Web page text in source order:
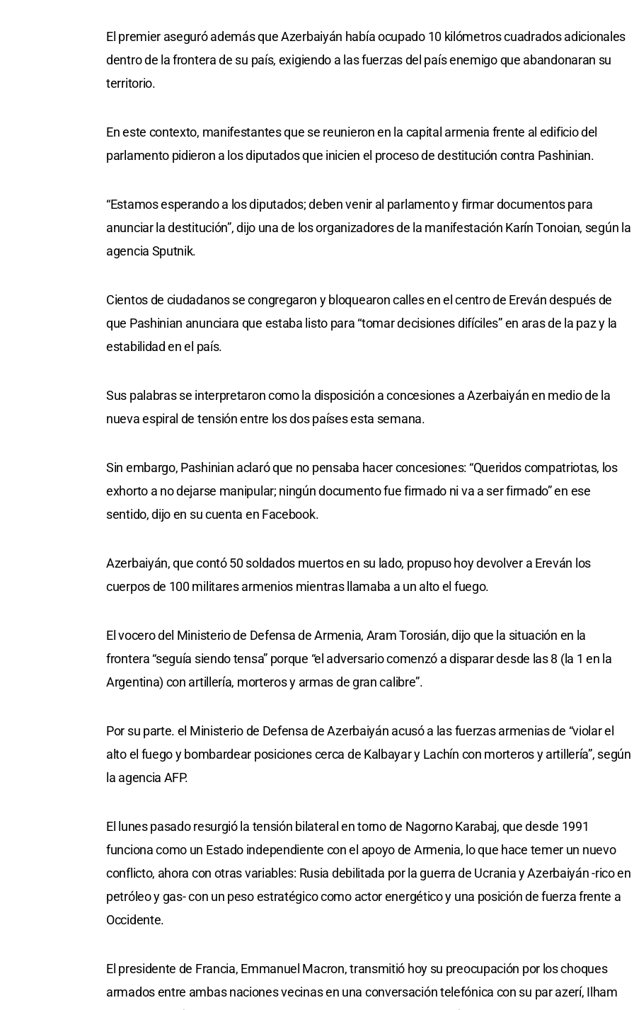
El premier aseguró además que Azerbaiyán había ocupado 10 kilómetros cuadrados adicionales
dentro de la frontera de su país, exigiendo a las fuerzas del país enemigo que abandonaran su
territorio.
En este contexto, manifestantes que se reunieron en la capital armenia frente al edificio del
parlamento pidieron a los diputados que inicien el proceso de destitución contra Pashinian.
“Estamos esperando a los diputados; deben venir al parlamento y firmar documentos para
anunciar la destitución”, dijo una de los organizadores de la manifestación Karín Tonoian, según la
agencia Sputnik.
Cientos de ciudadanos se congregaron y bloquearon calles en el centro de Ereván después de
que Pashinian anunciara que estaba listo para “tomar decisiones difíciles” en aras de la paz y la
estabilidad en el país.
Sus palabras se interpretaron como la disposición a concesiones a Azerbaiyán en medio de la
nueva espiral de tensión entre los dos países esta semana.
Sin embargo, Pashinian aclaró que no pensaba hacer concesiones: “Queridos compatriotas, los
exhorto a no dejarse manipular; ningún documento fue firmado ni va a ser firmado” en ese
sentido, dijo en su cuenta en Facebook.
Azerbaiyán, que contó 50 soldados muertos en su lado, propuso hoy devolver a Ereván los
cuerpos de 100 militares armenios mientras llamaba a un alto el fuego.
El vocero del Ministerio de Defensa de Armenia, Aram Torosián, dijo que la situación en la
frontera “seguía siendo tensa” porque “el adversario comenzó a disparar desde las 8 (la 1 en la
Argentina) con artillería, morteros y armas de gran calibre”.
Por su parte. el Ministerio de Defensa de Azerbaiyán acusó a las fuerzas armenias de “violar el
alto el fuego y bombardear posiciones cerca de Kalbayar y Lachín con morteros y artillería”, según
la agencia AFP.
El lunes pasado resurgió la tensión bilateral en torno de Nagorno Karabaj, que desde 1991
funciona como un Estado independiente con el apoyo de Armenia, lo que hace temer un nuevo
conflicto, ahora con otras variables: Rusia debilitada por la guerra de Ucrania y Azerbaiyán -rico en
petróleo y gas- con un peso estratégico como actor energético y una posición de fuerza frente a
Occidente.
El presidente de Francia, Emmanuel Macron, transmitió hoy su preocupación por los choques
armados entre ambas naciones vecinas en una conversación telefónica con su par azerí, Ilham